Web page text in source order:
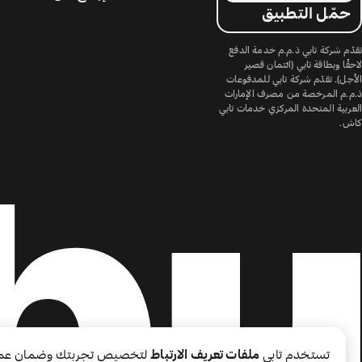
حمّل التطبيق
تقدّم شركة تابي ذ.م.م خدمة الدفع
لاحقًا وبطاقة تابي (ائتمان قصير
الأجل). تقدّم شركة تابي للمدفوعات
ذ.م.م المرخصة من مصرف الإمارات
العربية المتحدة المركزي خدمات تابي
كاش.
تستخدم تابي ملفات تعريف الارتباطلتخصيص تجربتك وضمان